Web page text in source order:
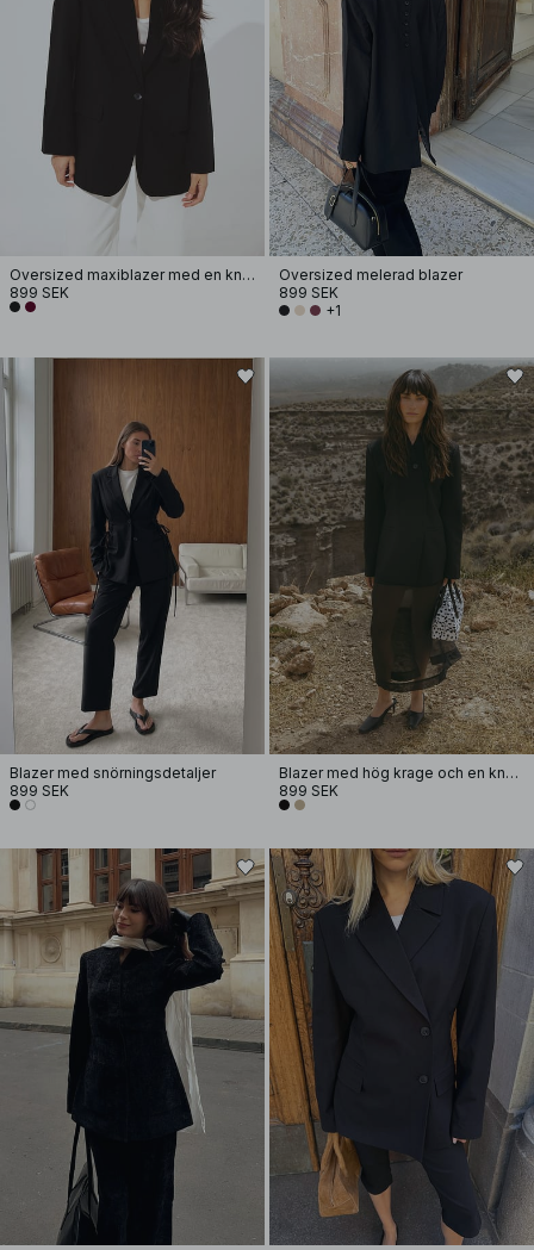
Oversized maxiblazer med en knapp
899 SEK
Oversized melerad blazer
899 SEK
+1
Blazer med snörningsdetaljer
899 SEK
Blazer med hög krage och en knapp
899 SEK